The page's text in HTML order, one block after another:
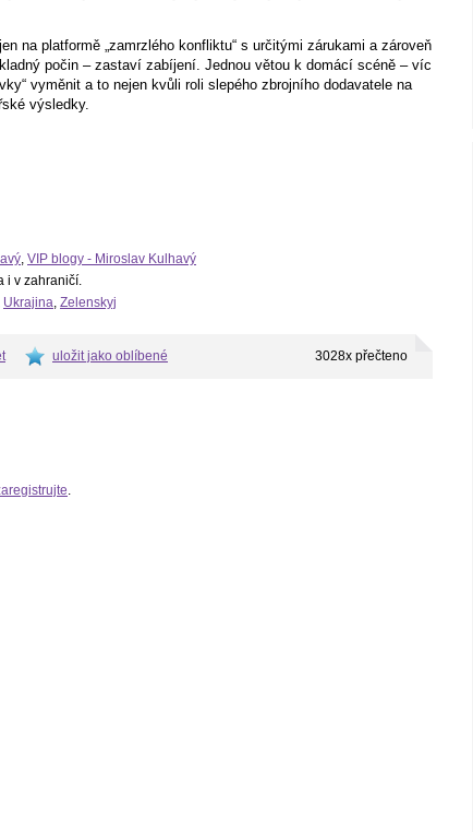
na platformě „zamrzlého konfliktu“ s určitými zárukami a zároveň
počin – zastaví zabíjení. Jednou větou k domácí scéně – víc
vyměnit a to nejen kvůli roli slepého zbrojního dodavatele na
výsledky.
VIP blogy - Miroslav Kulhavý
i v zahraničí.
Ukrajina Zelenskyj
uložit jako oblíbené 3028x přečteno